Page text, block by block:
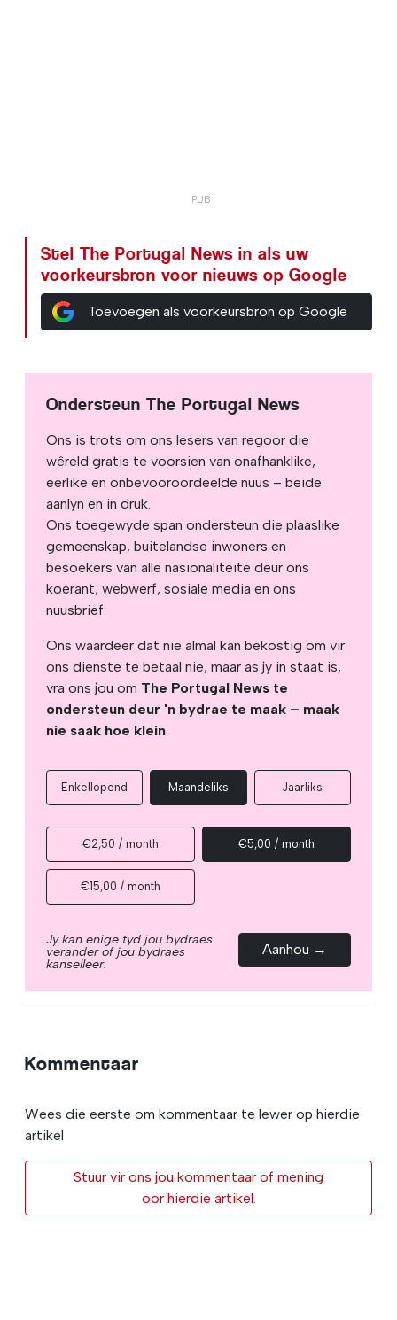
Stel The Portugal News in als uw
voorkeursbron voor nieuws op Google
Toevoegen als voorkeursbron op Google
Ondersteun The Portugal News
Ons is trots om ons lesers van regoor die
wêreld gratis te voorsien van onafhanklike,
eerlike en onbevooroordeelde nuus – beide
aanlyn en in druk.
Ons toegewyde span ondersteun die plaaslike
gemeenskap, buitelandse inwoners en
besoekers van alle nasionaliteite deur ons
koerant, webwerf, sosiale media en ons
nuusbrief.
Ons waardeer dat nie almal kan bekostig om vir
ons dienste te betaal nie, maar as jy in staat is,
vra ons jou om The Portugal News te
ondersteun deur 'n bydrae te maak – maak
nie saak hoe klein.
Enkellopend Maandeliks Jaarliks
€2,50 / month €5,00 / month
€15,00 / month
Jy kan enige tyd jou bydraes
verander of jou bydraes
kanselleer.
Aanhou →
Kommentaar
Wees die eerste om kommentaar te lewer op hierdie
artikel
Stuur vir ons jou kommentaar of mening
oor hierdie artikel.